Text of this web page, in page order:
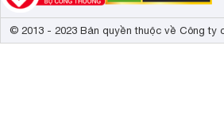
© 2013 - 2023 Bản quyền thuộc về Công ty